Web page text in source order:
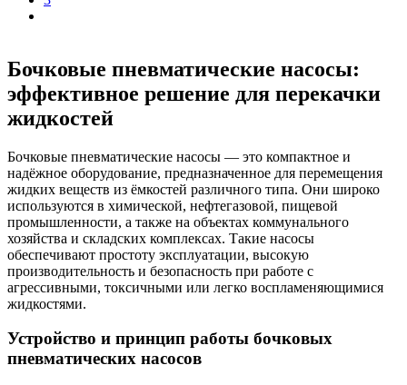
Бочковые пневматические насосы:
эффективное решение для перекачки
жидкостей
Бочковые пневматические насосы — это компактное и
надёжное оборудование, предназначенное для перемещения
жидких веществ из ёмкостей различного типа. Они широко
используются в химической, нефтегазовой, пищевой
промышленности, а также на объектах коммунального
хозяйства и складских комплексах. Такие насосы
обеспечивают простоту эксплуатации, высокую
производительность и безопасность при работе с
агрессивными, токсичными или легко воспламеняющимися
жидкостями.
Устройство и принцип работы бочковых
пневматических насосов